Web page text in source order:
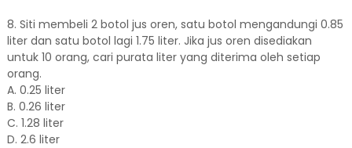
8. Siti membeli 2 botol jus oren, satu botol mengandungi 0.85
liter dan satu botol lagi 1.75 liter. Jika jus oren disediakan
untuk 10 orang, cari purata liter yang diterima oleh setiap
orang.
A. 0.25 liter
B. 0.26 liter
C. 1.28 liter
D. 2.6 liter